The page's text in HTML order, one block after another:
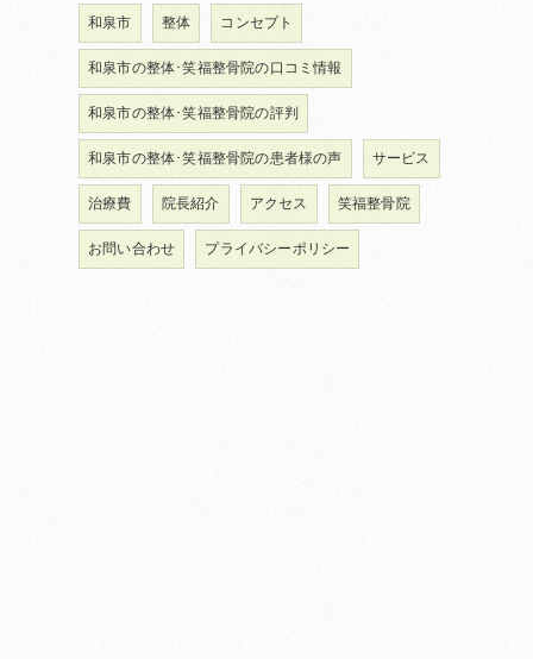
和泉市 整体 コンセプト
和泉市の整体･笑福整骨院の口コミ情報
和泉市の整体･笑福整骨院の評判
和泉市の整体･笑福整骨院の患者様の声 サービス
治療費 院長紹介 アクセス 笑福整骨院
お問い合わせ プライバシーポリシー